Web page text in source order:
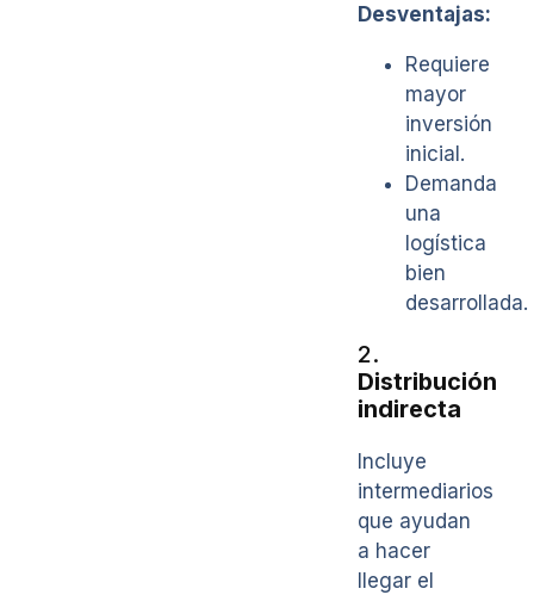
Desventajas:
Requiere
mayor
inversión
inicial.
Demanda
una
logística
bien
desarrollada.
2.
Distribución
indirecta
Incluye
intermediarios
que ayudan
a hacer
llegar el